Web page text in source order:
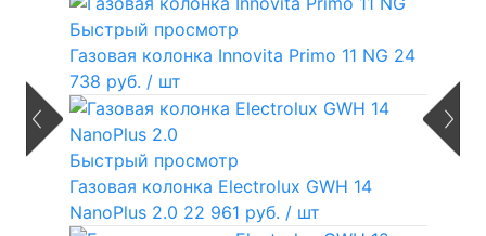
Быстрый просмотр
Газовая колонка Innovita Primo 11 NG 24
738 руб. / шт
Быстрый просмотр
Газовая колонка Electrolux GWH 14
NanoPlus 2.0 22 961 руб. / шт